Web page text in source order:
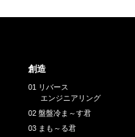
創造
01 リバース
エンジニアリング
02 盤盤冷ま～す君
03 まも～る君